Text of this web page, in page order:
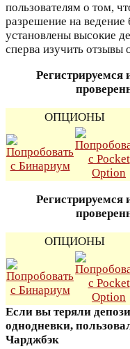
пользователям о том,
разрешение на ведение
установлены высокие
сперва изучить отзывы
Регистрируемся
ОПЦИОНЫ
Регистрируемся
ОПЦИОНЫ
Если вы теряли
однодневки,
Чарджбэк